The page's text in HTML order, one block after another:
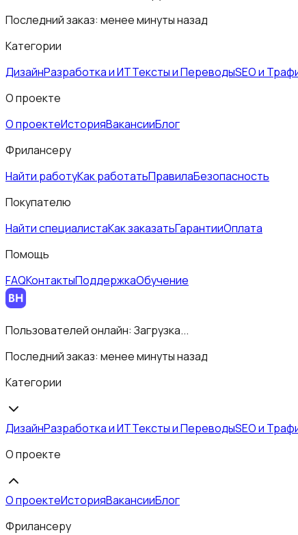
Последний заказ: менее минуты назад
Категории
ДизайнРазработка и ИТТексты и ПереводыSEO и
О проекте
О проектеИсторияВакансииБлог
Фрилансеру
Найти работуКак работатьПравилаБезопасность
Покупателю
Найти специалистаКак заказатьГарантииОплата
Помощь
FAQКонтактыПоддержкаОбучение
Пользователей онлайн: Загрузка...
Последний заказ: менее минуты назад
Категории
ДизайнРазработка и ИТТексты и ПереводыSEO и
О проекте
О проектеИсторияВакансииБлог
Фрилансеру